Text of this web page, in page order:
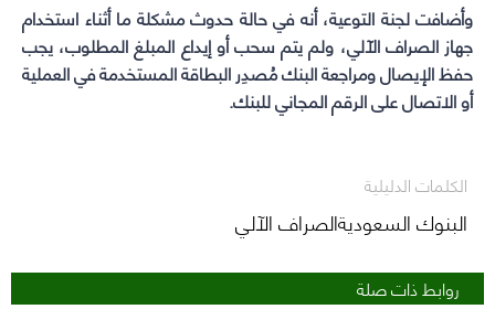
وأضافت لجنة التوعية، أنه في حالة حدوث مشكلة ما أثناء استخدام
جهاز الصراف الآلي، ولم يتم سحب أو إيداع المبلغ المطلوب، يجب
حفظ الإيصال ومراجعة البنك مُصدِر البطاقة المستخدمة في العملية
أو الاتصال على الرقم المجاني للبنك.
الكلمات الدليلية
البنوك السعوديةالصراف الآلي
روابط ذات صلة